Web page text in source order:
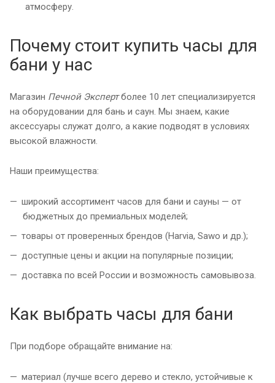
атмосферу.
Почему стоит купить часы для
бани у нас
Магазин Печной Экспертболее 10 лет специализируется
на оборудовании для бань и саун. Мы знаем, какие
аксессуары служат долго, а какие подводят в условиях
высокой влажности.
Наши преимущества:
широкий ассортимент часов для бани и сауны — от
бюджетных до премиальных моделей;
товары от проверенных брендов (Harvia, Sawo и др.);
доступные цены и акции на популярные позиции;
доставка по всей России и возможность самовывоза.
Как выбрать часы для бани
При подборе обращайте внимание на:
материал (лучше всего дерево и стекло, устойчивые к